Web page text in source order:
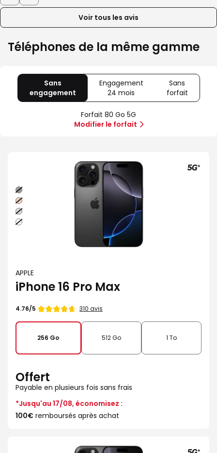
Voir tous les avis
Téléphones de la même gamme
Sans
engagement
80
Go
5G
Engagement
24 mois
Offre
spéciale
Illimité
Sans
forfait
Sans
Forfait 80 Go 5G
Modifier le forfait
Noir
Sable
Naturel
Blanc
APPLE
iPhone 16 Pro Max
Note
4.76/5 310 avis
256 Go 512 Go 1 To
Offert
Payable en plusieurs fois sans frais
*Jusqu'au 17/08, économisez :
100€ remboursés après achat